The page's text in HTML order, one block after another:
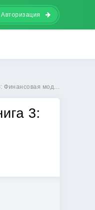
Авторизация
бюджетирования
3: